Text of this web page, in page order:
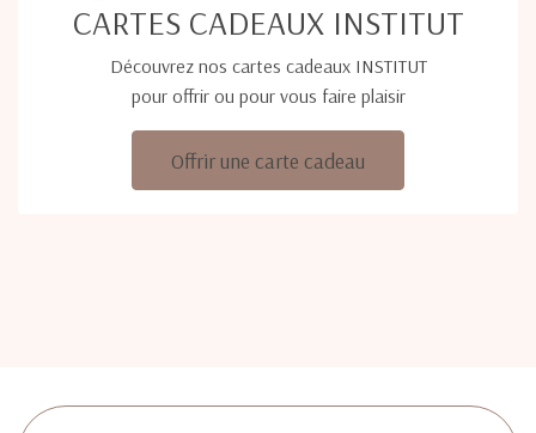
CARTES CADEAUX INSTITUT
Découvrez nos cartes cadeaux INSTITUT
pour offrir ou pour vous faire plaisir
Offrir une carte cadeau